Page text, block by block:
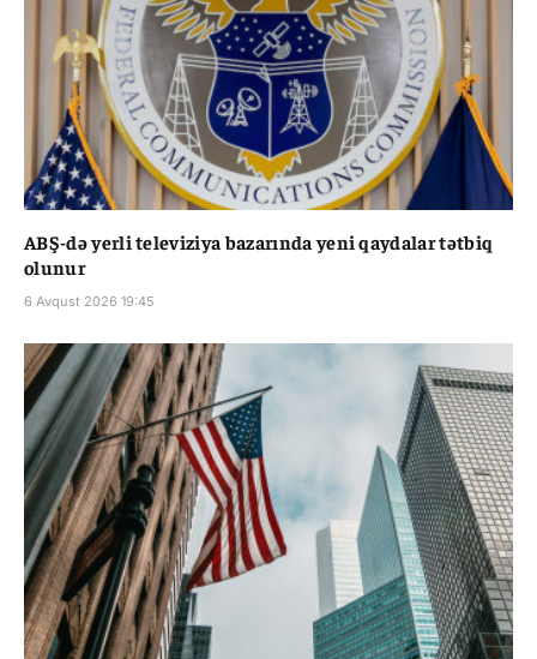
ABŞ-də yerli televiziya bazarında yeni qaydalar tətbiq
olunur
6 Avqust 2026 19:45